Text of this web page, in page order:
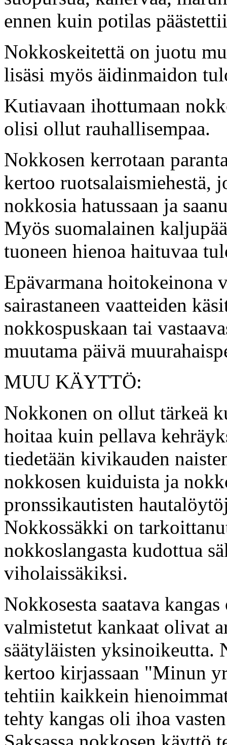
ennen kuin potilas
Nokkoskeitettä on juotu
lisäsi myös äidinmaidon
Kutiavaan ihottumaan
olisi ollut rauhallisempaa.
Nokkosen kerrotaan
kertoo ruotsalaismiehestä,
nokkosia hatussaan ja
Myös suomalainen
tuoneen hienoa haituvaa
Epävarmana hoitokeinona
sairastaneen vaatteiden
nokkospuskaan tai
muutama päivä
MUU KÄYTTÖ:
Nokkonen on ollut tärkeä
hoitaa kuin pellava
tiedetään kivikauden
nokkosen kuiduista ja
pronssikautisten
Nokkossäkki on
nokkoslangasta kudottua
viholaissäkiksi.
Nokkosesta saatava
valmistetut kankaat olivat
säätyläisten yksinoikeutta.
kertoo kirjassaan "Minun
tehtiin kaikkein
tehty kangas oli ihoa